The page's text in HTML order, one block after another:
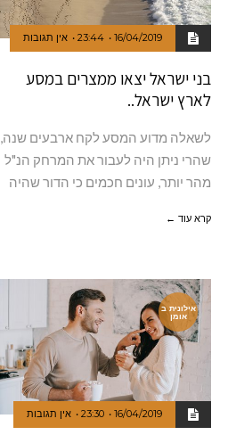
16/04/2019
23:44 אין תגובות
בני ישראל יצאו ממצרים במסע
לארץ ישראל..
לשאלה מדוע המסע לקח ארבעים שנה,
שהרי ניתן היה לעבור את המרחק הנ"ל
מהר יותר, עונים חכמים כי הדור שהיה
קרא עוד ←
אילונית ב
אומן
16/04/2019
23:30 אין תגובות